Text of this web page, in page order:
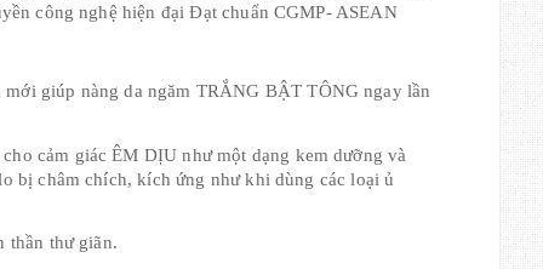
công nghệ hiện đại Đạt chuẩn CGMP- ASEAN
cảm giác ÊM DỊU như một dạng kem dưỡng và
bị châm chích, kích ứng như khi dùng các loại ủ
thần thư giãn.